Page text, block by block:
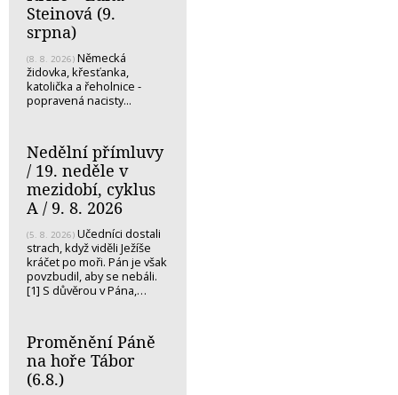
Steinová (9.
srpna)
(8. 8. 2026) Německá
židovka, křesťanka,
katolička a řeholnice -
popravená nacisty...
Nedělní přímluvy
/ 19. neděle v
mezidobí, cyklus
A / 9. 8. 2026
(5. 8. 2026) Učedníci dostali
strach, když viděli Ježíše
kráčet po moři. Pán je však
povzbudil, aby se nebáli.
[1] S důvěrou v Pána,…
Proměnění Páně
na hoře Tábor
(6.8.)